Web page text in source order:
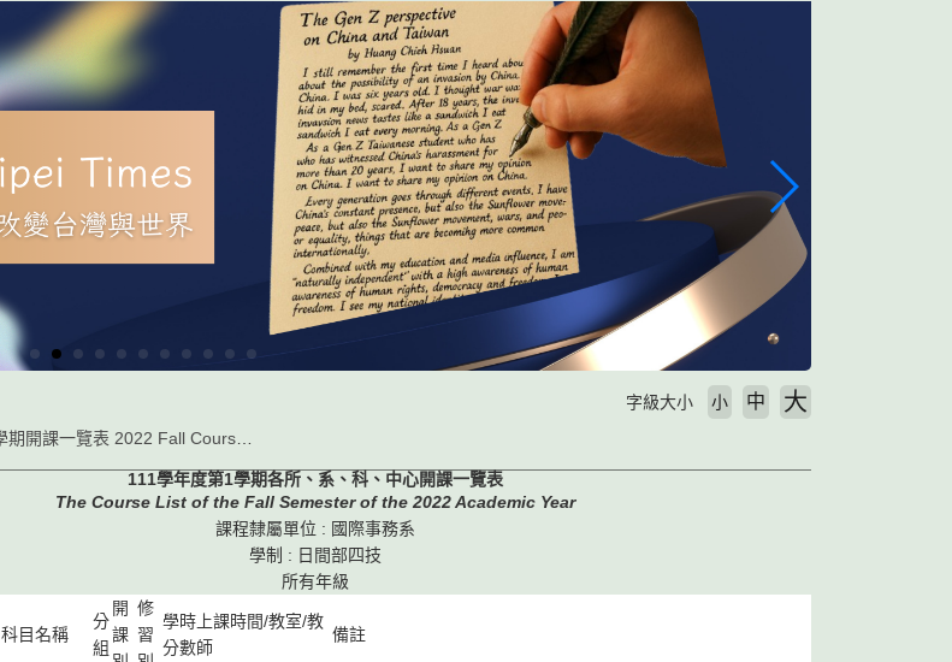
字級大小 小 中 大
111學年度第1學期各所、系、科、中心開課一覽表
The Course List of the Fall Semester of the 2022 Academic Year
課程隸屬單位 : 國際事務系
學制 : 日間部四技
所有年級
科目名稱
分
組
開
課
修
習
學
分
時
數
上課時間/教室/教
師
備註